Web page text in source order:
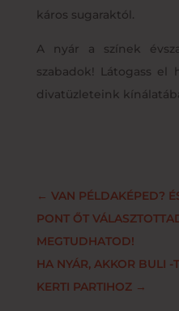
káros sugaraktól.
A nyár a színek
szabadok! Látogass el
divatüzleteink
← VAN PÉLDAKÉPED?
PONT ŐT
MEGTUDHATOD!
HA NYÁR, AKKOR BULI -
KERTI PARTIHOZ→